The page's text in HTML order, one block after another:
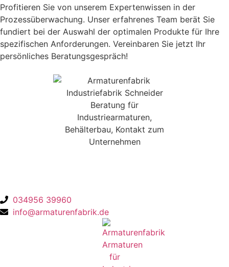
Profitieren Sie von unserem Expertenwissen in der
Prozessüberwachung. Unser erfahrenes Team berät Sie
fundiert bei der Auswahl der optimalen Produkte für Ihre
spezifischen Anforderungen. Vereinbaren Sie jetzt Ihr
persönliches Beratungsgespräch!
034956 39960
info@armaturenfabrik.de